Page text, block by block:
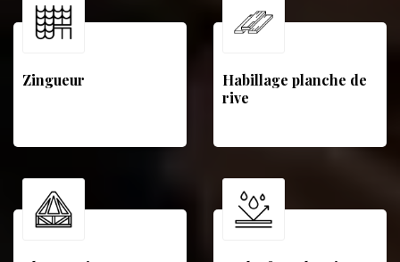
Zingueur
Habillage planche de
rive